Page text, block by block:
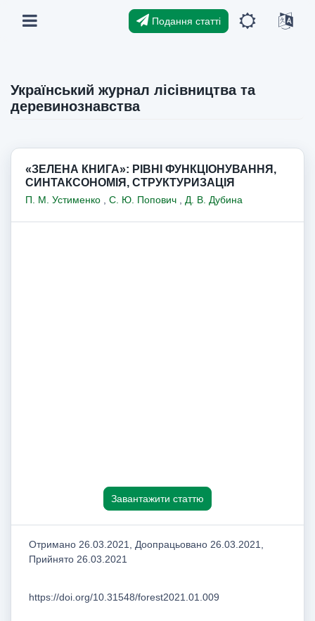
Подання статті
Український журнал лісівництва та
деревинознавства
«ЗЕЛЕНА КНИГА»: РІВНІ ФУНКЦІОНУВАННЯ,
СИНТАКСОНОМІЯ, СТРУКТУРИЗАЦІЯ
П. М. Устименко С. Ю. Попович Д. В. Дубина
Завантажити статтю
Отримано 26.03.2021, Доопрацьовано 26.03.2021,
Прийнято 26.03.2021
https://doi.org/10.31548/forest2021.01.009